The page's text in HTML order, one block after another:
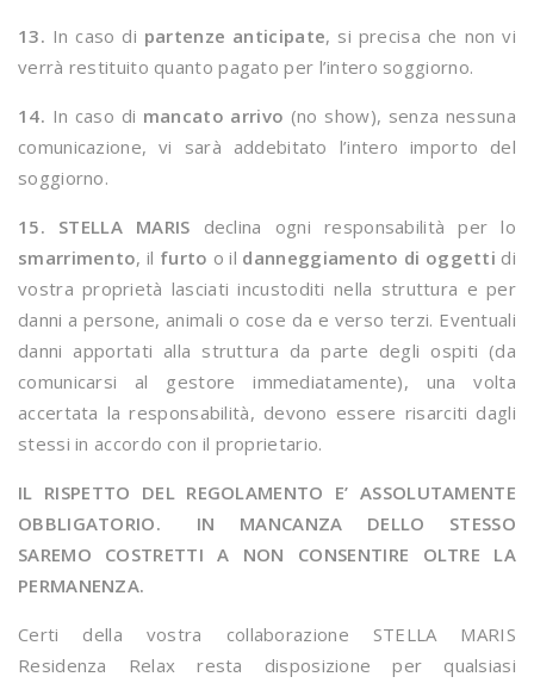
13. In caso di partenze anticipate, si precisa che non vi
verrà restituito quanto pagato per l’intero soggiorno.
14. In caso di mancato arrivo (no show), senza nessuna
comunicazione, vi sarà addebitato l’intero importo del
soggiorno.
15. STELLA MARIS declina ogni responsabilità per lo
smarrimento, il furto o il danneggiamento di oggetti di
vostra proprietà lasciati incustoditi nella struttura e per
danni a persone, animali o cose da e verso terzi. Eventuali
danni apportati alla struttura da parte degli ospiti (da
comunicarsi al gestore immediatamente), una volta
accertata la responsabilità, devono essere risarciti dagli
stessi in accordo con il proprietario.
IL RISPETTO DEL REGOLAMENTO E’ ASSOLUTAMENTE
OBBLIGATORIO. IN MANCANZA DELLO STESSO
SAREMO COSTRETTI A NON CONSENTIRE OLTRE LA
PERMANENZA.
Certi della vostra collaborazione STELLA MARIS
Residenza Relax resta disposizione per qualsiasi